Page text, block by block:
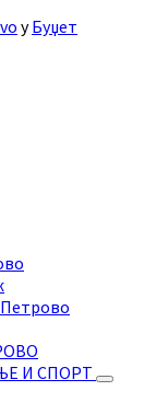
уБуџет
И СПОРТ